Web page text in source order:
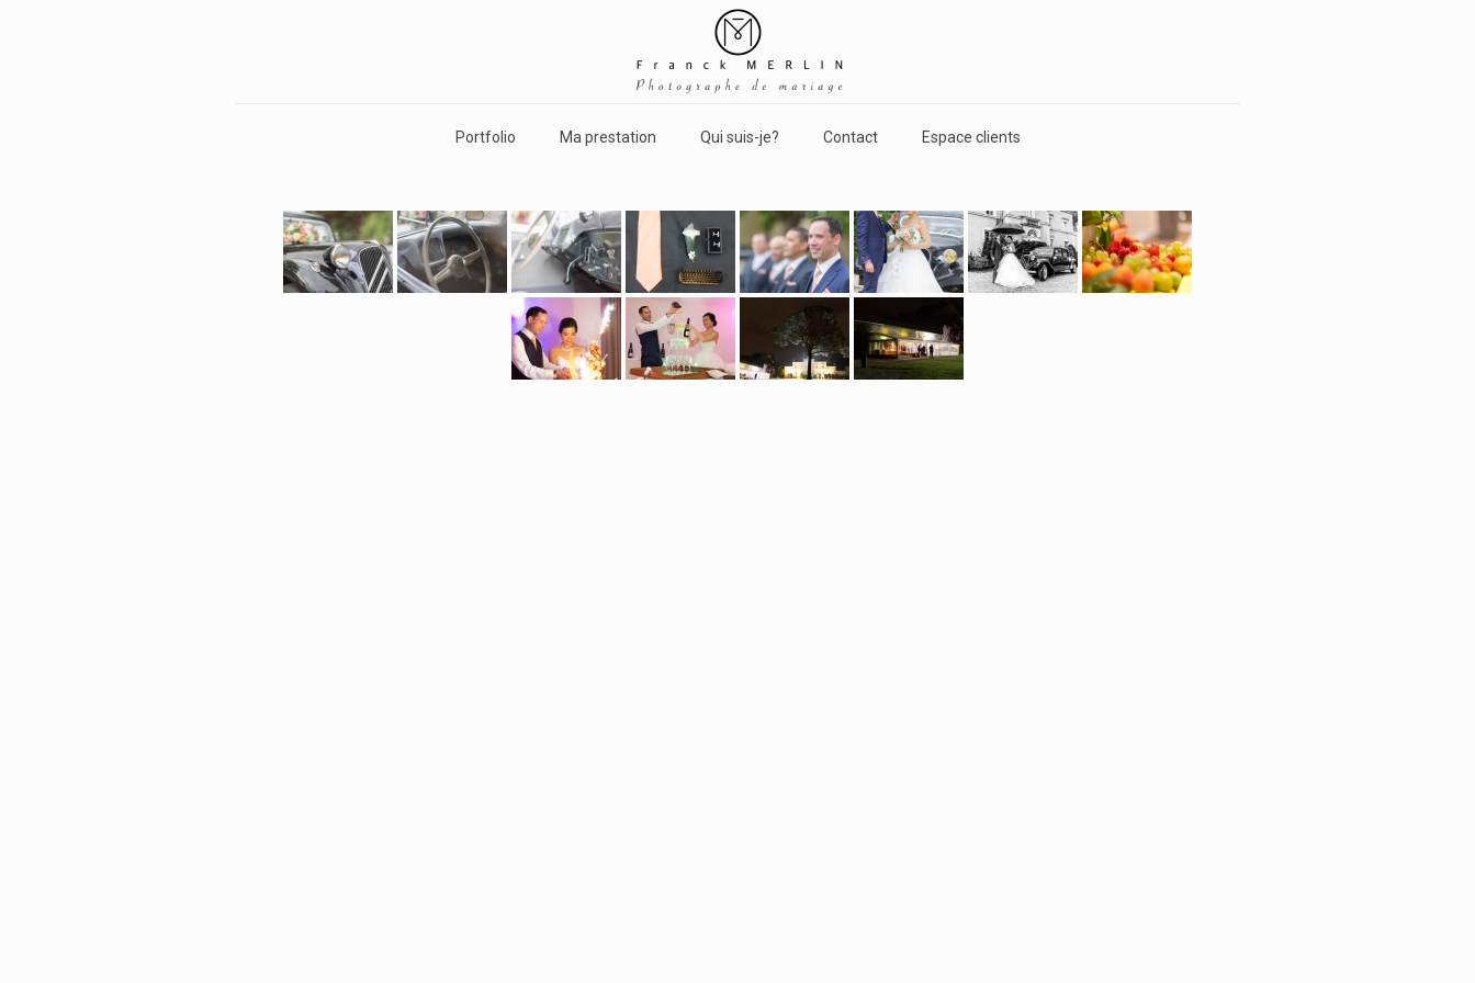
Portfolio Ma prestation Qui suis-je? Contact Espace clients